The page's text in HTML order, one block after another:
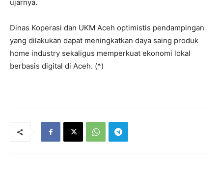
ujarnya.
Dinas Koperasi dan UKM Aceh optimistis pendampingan
yang dilakukan dapat meningkatkan daya saing produk
home industry sekaligus memperkuat ekonomi lokal
berbasis digital di Aceh. (*)